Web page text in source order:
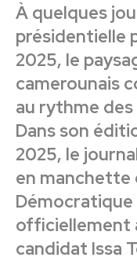
À quelques
présidentielle
2025, le
camerounais
au rythme
Dans son
2025, le
en manchette
Démocratique
officiellement
candidat Issa